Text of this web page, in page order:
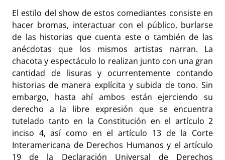
El estilo del show de estos comediantes consiste en
hacer bromas, interactuar con el público, burlarse
de las historias que cuenta este o también de las
anécdotas que los mismos artistas narran. La
chacota y espectáculo lo realizan junto con una gran
cantidad de lisuras y ocurrentemente contando
historias de manera explícita y subida de tono. Sin
embargo, hasta ahí ambos están ejerciendo su
derecho a la libre expresión que se encuentra
tutelado tanto en la Constitución en el artículo 2
inciso 4, así como en el artículo 13 de la Corte
Interamericana de Derechos Humanos y el artículo
19 de la Declaración Universal de Derechos